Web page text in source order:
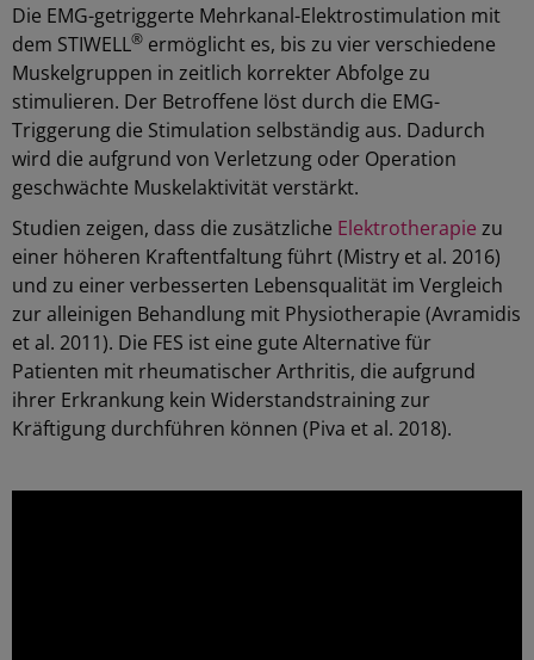
Die EMG-getriggerte Mehrkanal-Elektrostimulation mit
dem STIWELL® ermöglicht es, bis zu vier verschiedene
Muskelgruppen in zeitlich korrekter Abfolge zu
stimulieren. Der Betroffene löst durch die EMG-
Triggerung die Stimulation selbständig aus. Dadurch
wird die aufgrund von Verletzung oder Operation
geschwächte Muskelaktivität verstärkt.
Studien zeigen, dass die zusätzliche Elektrotherapie zu
einer höheren Kraftentfaltung führt (Mistry et al. 2016)
und zu einer verbesserten Lebensqualität im Vergleich
zur alleinigen Behandlung mit Physiotherapie (Avramidis
et al. 2011). Die FES ist eine gute Alternative für
Patienten mit rheumatischer Arthritis, die aufgrund
ihrer Erkrankung kein Widerstandstraining zur
Kräftigung durchführen können (Piva et al. 2018).